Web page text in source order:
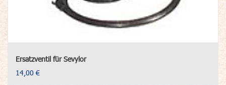
Ersatzventil für Sevylor
14,00 €